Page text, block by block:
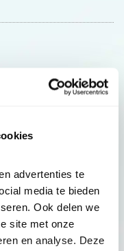
advertenties te
media te bieden
Ook delen we
site met onze
en analyse. Deze
acties en tips